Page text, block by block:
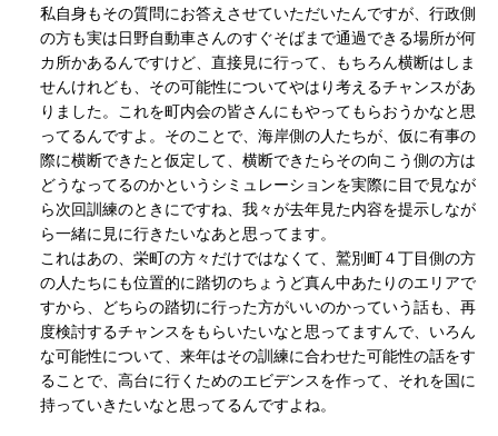
私自身もその質問にお答えさせていただいたんですが、行政側
の方も実は日野自動車さんのすぐそばまで通過できる場所が何
カ所かあるんですけど、直接見に行って、もちろん横断はしま
せんけれども、その可能性についてやはり考えるチャンスがあ
りました。これを町内会の皆さんにもやってもらおうかなと思
ってるんですよ。そのことで、海岸側の人たちが、仮に有事の
際に横断できたと仮定して、横断できたらその向こう側の方は
どうなってるのかというシミュレーションを実際に目で見なが
ら次回訓練のときにですね、我々が去年見た内容を提示しなが
ら一緒に見に行きたいなあと思ってます。
これはあの、栄町の方々だけではなくて、鷲別町４丁目側の方
の人たちにも位置的に踏切のちょうど真ん中あたりのエリアで
すから、どちらの踏切に行った方がいいのかっていう話も、再
度検討するチャンスをもらいたいなと思ってますんで、いろん
な可能性について、来年はその訓練に合わせた可能性の話をす
ることで、高台に行くためのエビデンスを作って、それを国に
持っていきたいなと思ってるんですよね。